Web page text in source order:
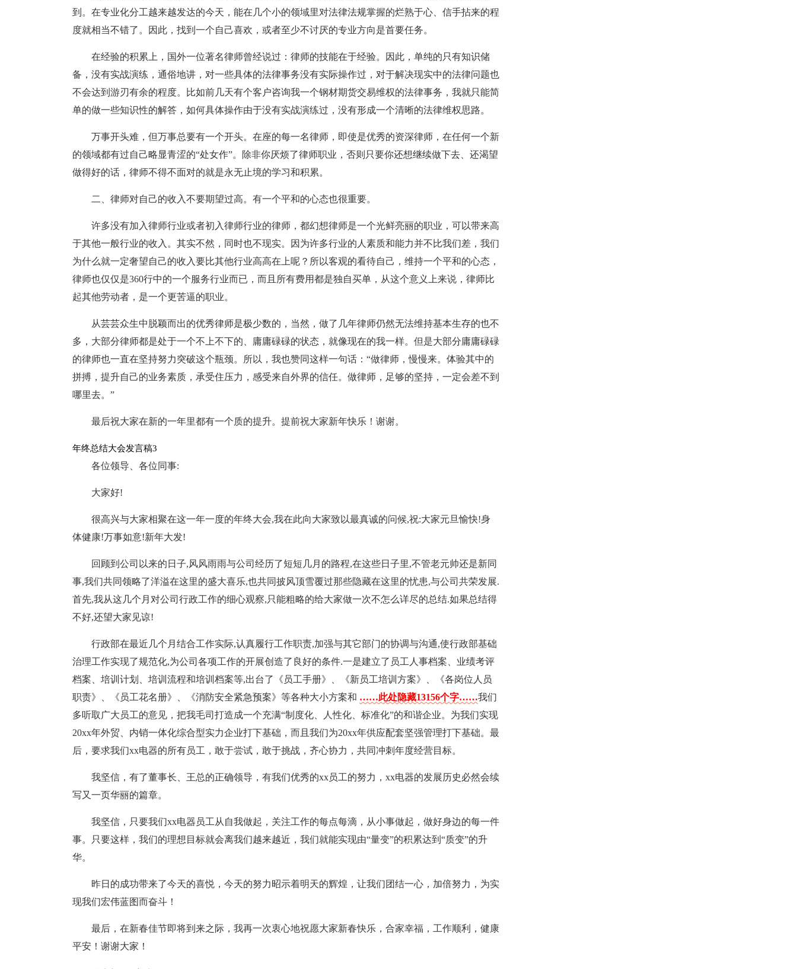
到。在专业化分工越来越发达的今天，能在几个小的领域里对法律法规掌握的烂熟于心、信手拈来的程
度就相当不错了。因此，找到一个自己喜欢，或者至少不讨厌的专业方向是首要任务。
在经验的积累上，国外一位著名律师曾经说过：律师的技能在于经验。因此，单纯的只有知识储
备，没有实战演练，通俗地讲，对一些具体的法律事务没有实际操作过，对于解决现实中的法律问题也
不会达到游刃有余的程度。比如前几天有个客户咨询我一个钢材期货交易维权的法律事务，我就只能简
单的做一些知识性的解答，如何具体操作由于没有实战演练过，没有形成一个清晰的法律维权思路。
万事开头难，但万事总要有一个开头。在座的每一名律师，即使是优秀的资深律师，在任何一个新
的领域都有过自己略显青涩的“处女作”。除非你厌烦了律师职业，否则只要你还想继续做下去、还渴望
做得好的话，律师不得不面对的就是永无止境的学习和积累。
二、律师对自己的收入不要期望过高。有一个平和的心态也很重要。
许多没有加入律师行业或者初入律师行业的律师，都幻想律师是一个光鲜亮丽的职业，可以带来高
于其他一般行业的收入。其实不然，同时也不现实。因为许多行业的人素质和能力并不比我们差，我们
为什么就一定奢望自己的收入要比其他行业高高在上呢？所以客观的看待自己，维持一个平和的心态，
律师也仅仅是360行中的一个服务行业而已，而且所有费用都是独自买单，从这个意义上来说，律师比
起其他劳动者，是一个更苦逼的职业。
从芸芸众生中脱颖而出的优秀律师是极少数的，当然，做了几年律师仍然无法维持基本生存的也不
多，大部分律师都是处于一个不上不下的、庸庸碌碌的状态，就像现在的我一样。但是大部分庸庸碌碌
的律师也一直在坚持努力突破这个瓶颈。所以，我也赞同这样一句话：“做律师，慢慢来。体验其中的
拼搏，提升自己的业务素质，承受住压力，感受来自外界的信任。做律师，足够的坚持，一定会差不到
哪里去。”
最后祝大家在新的一年里都有一个质的提升。提前祝大家新年快乐！谢谢。
年终总结大会发言稿3
各位领导、各位同事:
大家好!
很高兴与大家相聚在这一年一度的年终大会,我在此向大家致以最真诚的问候,祝:大家元旦愉快!身
体健康!万事如意!新年大发!
回顾到公司以来的日子,风风雨雨与公司经历了短短几月的路程,在这些日子里,不管老元帅还是新同
事,我们共同领略了洋溢在这里的盛大喜乐,也共同披风顶雪覆过那些隐藏在这里的忧患,与公司共荣发展.
首先,我从这几个月对公司行政工作的细心观察,只能粗略的给大家做一次不怎么详尽的总结.如果总结得
不好,还望大家见谅!
行政部在最近几个月结合工作实际,认真履行工作职责,加强与其它部门的协调与沟通,使行政部基础
治理工作实现了规范化,为公司各项工作的开展创造了良好的条件.一是建立了员工人事档案、业绩考评
档案、培训计划、培训流程和培训档案等,出台了《员工手册》、《新员工培训方案》、《各岗位人员
职责》、《员工花名册》、《消防安全紧急预案》等各种大小方案和 ……此处隐藏13156个字……我们
多听取广大员工的意见，把我毛司打造成一个充满“制度化、人性化、标准化”的和谐企业。为我们实现
20xx年外贸、内销一体化综合型实力企业打下基础，而且我们为20xx年供应配套坚强管理打下基础。最
后，要求我们xx电器的所有员工，敢于尝试，敢于挑战，齐心协力，共同冲刺年度经营目标。
我坚信，有了董事长、王总的正确领导，有我们优秀的xx员工的努力，xx电器的发展历史必然会续
写又一页华丽的篇章。
我坚信，只要我们xx电器员工从自我做起，关注工作的每点每滴，从小事做起，做好身边的每一件
事。只要这样，我们的理想目标就会离我们越来越近，我们就能实现由“量变”的积累达到“质变”的升
华。
昨日的成功带来了今天的喜悦，今天的努力昭示着明天的辉煌，让我们团结一心，加倍努力，为实
现我们宏伟蓝图而奋斗！
最后，在新春佳节即将到来之际，我再一次衷心地祝愿大家新春快乐，合家幸福，工作顺利，健康
平安！谢谢大家！